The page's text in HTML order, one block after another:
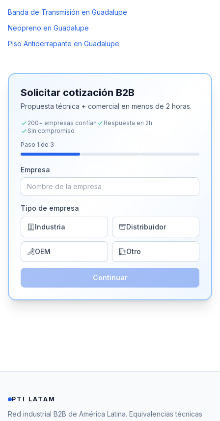
Banda de Transmisión en Guadalupe
Neopreno en Guadalupe
Piso Antiderrapante en Guadalupe
Solicitar cotización B2B
Propuesta técnica + comercial en menos de 2 horas.
200+ empresas confían
Respuesta en 2h
Sin compromiso
Paso 1 de 3
Empresa
Tipo de empresa
Industria Distribuidor
OEM Otro
Continuar
PTI LATAM
Red industrial B2B de América Latina. Equivalencias técnicas